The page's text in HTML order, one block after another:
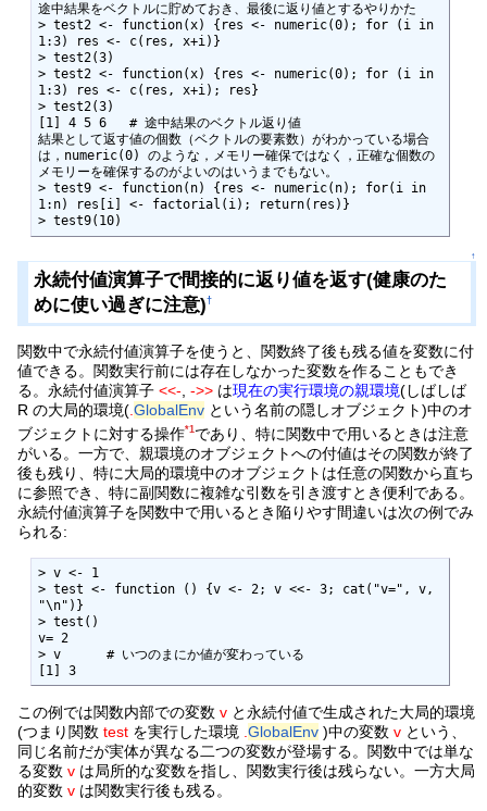
途中結果をベクトルに貯めておき、最後に返り値とするやりかた
> test2 <- function(x) {res <- numeric(0); for (i in
1:3) res <- c(res, x+i)}
> test2(3)
> test2 <- function(x) {res <- numeric(0); for (i in
1:3) res <- c(res, x+i); res}
> test2(3)
[1] 4 5 6   # 途中結果のベクトル返り値
結果として返す値の個数（ベクトルの要素数）がわかっている場合
は，numeric(0) のような，メモリー確保ではなく，正確な個数の
メモリーを確保するのがよいのはいうまでもない。
> test9 <- function(n) {res <- numeric(n); for(i in
1:n) res[i] <- factorial(i); return(res)}
> test9(10)
↑
永続付値演算子で間接的に返り値を返す(健康のた
めに使い過ぎに注意)†
関数中で永続付値演算子を使うと、関数終了後も残る値を変数に付
値できる。関数実行前には存在しなかった変数を作ることもでき
る。永続付値演算子<<-,->> は現在の実行環境の親環境(しばしば
R の大局的環境(.GlobalEnv という名前の隠しオブジェクト)中のオ
ブジェクトに対する操作*1であり、特に関数中で用いるときは注意
がいる。一方で、親環境のオブジェクトへの付値はその関数が終了
後も残り、特に大局的環境中のオブジェクトは任意の関数から直ち
に参照でき、特に副関数に複雑な引数を引き渡すとき便利である。
永続付値演算子を関数中で用いるとき陥りやす間違いは次の例でみ
られる:
> v <- 1
> test <- function () {v <- 2; v <<- 3; cat("v=", v,
"\n")}
> test()
v= 2
> v      # いつのまにか値が変わっている
[1] 3
この例では関数内部での変数v と永続付値で生成された大局的環境
(つまり関数test を実行した環境 .GlobalEnv )中の変数v という、
同じ名前だが実体が異なる二つの変数が登場する。関数中では単な
る変数v は局所的な変数を指し、関数実行後は残らない。一方大局
的変数v は関数実行後も残る。